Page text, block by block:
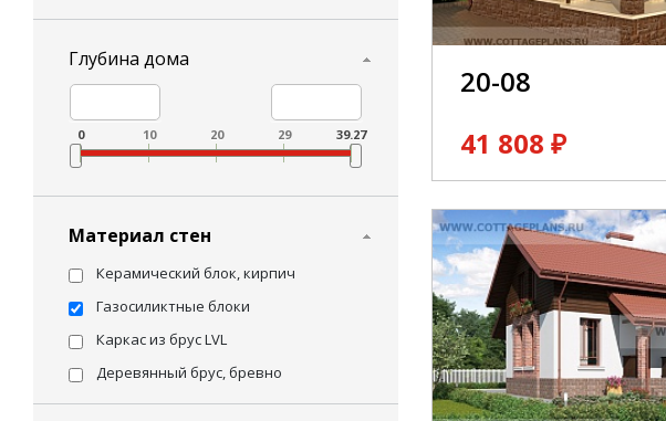
Глубина дома
0 10 20 29 39.27
Материал стен
Керамический блок, кирпич
Газосиликтные блоки
Каркас из брус LVL
Деревянный брус, бревно
20-08
41 808 ₽